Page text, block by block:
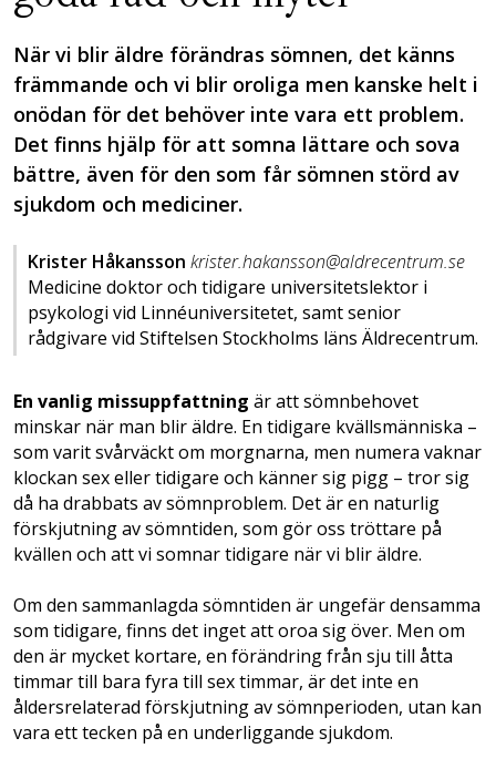
När vi blir äldre förändras sömnen, det känns
främmande och vi blir oroliga men kanske helt i
onödan för det behöver inte vara ett problem.
Det finns hjälp för att somna lättare och sova
bättre, även för den som får sömnen störd av
sjukdom och mediciner.
Krister Håkansson krister.hakansson@aldrecentrum.se
Medicine doktor och tidigare universitetslektor i
psykologi vid Linnéuniversitetet, samt senior
rådgivare vid Stiftelsen Stockholms läns Äldrecentrum.
En vanlig missuppfattning är att sömnbehovet
minskar när man blir äldre. En tidigare kvällsmänniska –
som varit svårväckt om morgnarna, men numera vaknar
klockan sex eller tidigare och känner sig pigg – tror sig
då ha drabbats av sömnproblem. Det är en naturlig
förskjutning av sömntiden, som gör oss tröttare på
kvällen och att vi somnar tidigare när vi blir äldre.
Om den sammanlagda sömntiden är ungefär densamma
som tidigare, finns det inget att oroa sig över. Men om
den är mycket kortare, en förändring från sju till åtta
timmar till bara fyra till sex timmar, är det inte en
åldersrelaterad förskjutning av sömnperioden, utan kan
vara ett tecken på en underliggande sjukdom.